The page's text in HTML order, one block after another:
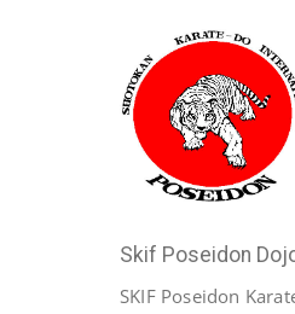
Skif Poseidon
SKIF Poseidon